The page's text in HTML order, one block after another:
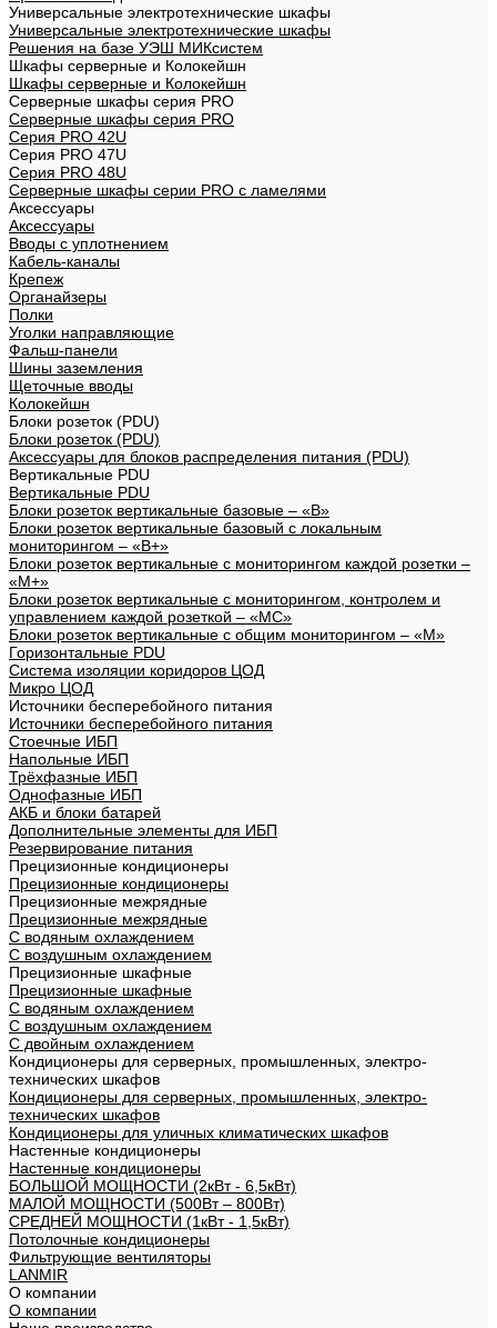
Универсальные электротехнические шкафы
Универсальные электротехнические шкафы
Решения на базе УЭШ МИКсистем
Шкафы серверные и Колокейшн
Шкафы серверные и Колокейшн
Серверные шкафы серия PRO
Серверные шкафы серия PRO
Серия PRO 42U
Серия PRO 47U
Серия PRO 48U
Серверные шкафы серии PRO с ламелями
Аксессуары
Аксессуары
Вводы с уплотнением
Кабель-каналы
Крепеж
Органайзеры
Полки
Уголки направляющие
Фальш-панели
Шины заземления
Щеточные вводы
Колокейшн
Блоки розеток (PDU)
Блоки розеток (PDU)
Аксессуары для блоков распределения питания (PDU)
Вертикальные PDU
Вертикальные PDU
Блоки розеток вертикальные базовые – «В»
Блоки розеток вертикальные базовый с локальным
мониторингом – «В+»
Блоки розеток вертикальные с мониторингом каждой розетки –
«М+»
Блоки розеток вертикальные с мониторингом, контролем и
управлением каждой розеткой – «МС»
Блоки розеток вертикальные с общим мониторингом – «М»
Горизонтальные PDU
Система изоляции коридоров ЦОД
Микро ЦОД
Источники бесперебойного питания
Источники бесперебойного питания
Стоечные ИБП
Напольные ИБП
Трёхфазные ИБП
Однофазные ИБП
АКБ и блоки батарей
Дополнительные элементы для ИБП
Резервирование питания
Прецизионные кондиционеры
Прецизионные кондиционеры
Прецизионные межрядные
Прецизионные межрядные
С водяным охлаждением
С воздушным охлаждением
Прецизионные шкафные
Прецизионные шкафные
С водяным охлаждением
С воздушным охлаждением
С двойным охлаждением
Кондиционеры для серверных, промышленных, электро-
технических шкафов
Кондиционеры для серверных, промышленных, электро-
технических шкафов
Кондиционеры для уличных климатических шкафов
Настенные кондиционеры
Настенные кондиционеры
БОЛЬШОЙ МОЩНОСТИ (2кВт - 6,5кВт)
МАЛОЙ МОЩНОСТИ (500Вт – 800Вт)
СРЕДНЕЙ МОЩНОСТИ (1кВт - 1,5кВт)
Потолочные кондиционеры
Фильтрующие вентиляторы
LANMIR
О компании
О компании